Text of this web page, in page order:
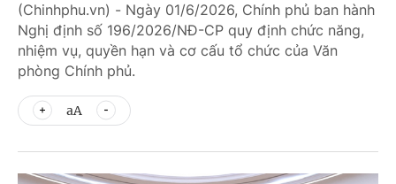
(Chinhphu.vn) - Ngày 01/6/2026, Chính phủ ban hành
Nghị định số 196/2026/NĐ-CP quy định chức năng,
nhiệm vụ, quyền hạn và cơ cấu tổ chức của Văn
phòng Chính phủ.
aA